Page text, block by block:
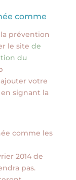
comme
prévention
le site de
du
votre
signant la
comme les
2014 de
pas.